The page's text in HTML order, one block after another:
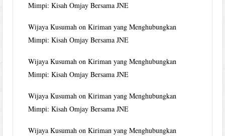
Mimpi: Kisah Omjay Bersama JNE
Wijaya Kusumah onKiriman yang Menghubungkan
Mimpi: Kisah Omjay Bersama JNE
Wijaya Kusumah onKiriman yang Menghubungkan
Mimpi: Kisah Omjay Bersama JNE
Wijaya Kusumah onKiriman yang Menghubungkan
Mimpi: Kisah Omjay Bersama JNE
Wijaya Kusumah onKiriman yang Menghubungkan